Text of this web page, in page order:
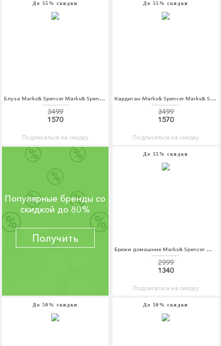
До 55% скидки
Блуза Marks& Spencer Marks& Spencer MA178EWBKYW6
3499
1570
Подписаться на скидку
До 55% скидки
Кардиган Marks& Spencer Marks& Spencer MA178EWYYJ80
3499
1570
Подписаться на скидку
Популярные бренды со
скидкой до 80%
Получить
До 55% скидки
Брюки домашние Marks& Spencer Marks& Spencer MA178EMAMFI1
2999
1340
Подписаться на скидку
До 50% скидки До 50% скидки